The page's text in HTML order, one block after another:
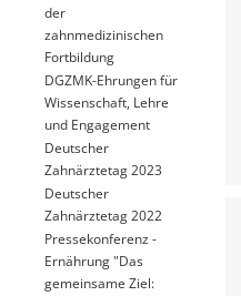
der
zahnmedizinischen
Fortbildung
DGZMK-Ehrungen für
Wissenschaft, Lehre
und Engagement
Deutscher
Zahnärztetag 2023
Deutscher
Zahnärztetag 2022
Pressekonferenz -
Ernährung "Das
gemeinsame Ziel: